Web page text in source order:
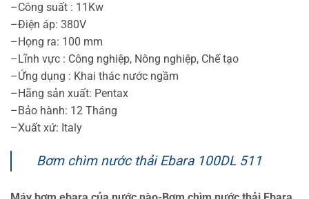
–Công suất : 11Kw
–Điện áp: 380V
–Họng ra: 100 mm
–Lĩnh vực : Công nghiệp, Nông nghiệp, Chế tạo
–Ứng dụng : Khai thác nước ngầm
–Hãng sản xuất: Pentax
–Bảo hành: 12 Tháng
–Xuất xứ: Italy
Bơm chìm nước thải Ebara 100DL 511